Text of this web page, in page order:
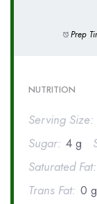
Prep
NUTRITION
Serving Size:
Sugar: 4 g
Saturated Fat:
Trans Fat: 0 g